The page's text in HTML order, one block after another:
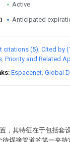
Active
Anticipated
citations (5) Cited by
Priority and Related
Espacenet Global
，其特征在于包括套
焊接管道的第一夹